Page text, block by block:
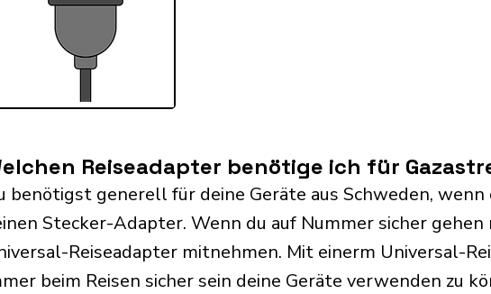
Reiseadapter benötige ich für
benötigst generell für deine Geräte aus Schweden,
Stecker-Adapter. Wenn du auf Nummer sicher
Reiseadapter mitnehmen. Mit einerm Universal-
beim Reisen sicher sein deine Geräte verwenden zu